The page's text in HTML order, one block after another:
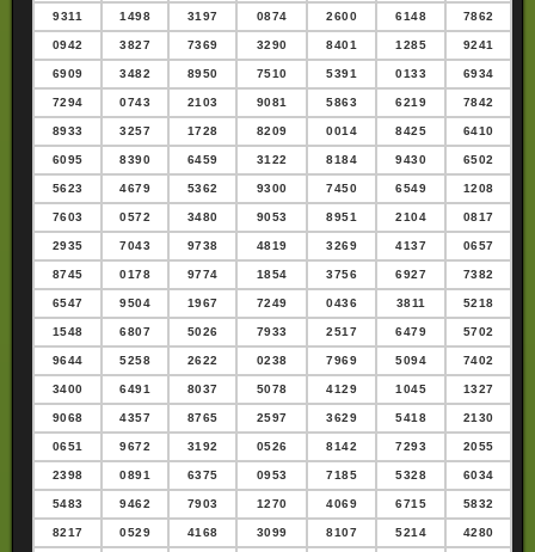
9311 1498 3197 0874 2600 6148 7862
0942 3827 7369 3290 8401 1285 9241
6909 3482 8950 7510 5391 0133 6934
7294 0743 2103 9081 5863 6219 7842
8933 3257 1728 8209 0014 8425 6410
6095 8390 6459 3122 8184 9430 6502
5623 4679 5362 9300 7450 6549 1208
7603 0572 3480 9053 8951 2104 0817
2935 7043 9738 4819 3269 4137 0657
8745 0178 9774 1854 3756 6927 7382
6547 9504 1967 7249 0436 3811 5218
1548 6807 5026 7933 2517 6479 5702
9644 5258 2622 0238 7969 5094 7402
3400 6491 8037 5078 4129 1045 1327
9068 4357 8765 2597 3629 5418 2130
0651 9672 3192 0526 8142 7293 2055
2398 0891 6375 0953 7185 5328 6034
5483 9462 7903 1270 4069 6715 5832
8217 0529 4168 3099 8107 5214 4280